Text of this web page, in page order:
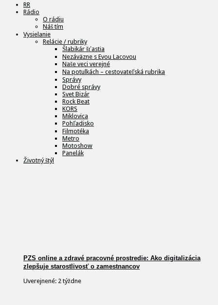
RR
Rádio
O rádiu
Náš tím
Vysielanie
Relácie / rubriky
Šlabikár šťastia
Nezáväzne s Evou Lacovou
Naše veci verejné
Na potulkách – cestovateľská rubrika
Správy
Dobré správy
Svet Bizár
Rock Beat
KORS
Miklovica
Pohľadisko
Filmotéka
Metro
Motoshow
Panelák
Životný štýl
PZS online a zdravé pracovné prostredie: Ako digitalizácia
zlepšuje starostlivosť o zamestnancov
Uverejnené: 2 týždne